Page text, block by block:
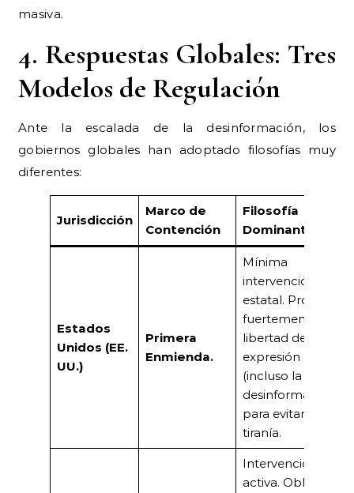
masiva.
4. Respuestas Globales: Tres
Modelos de Regulación
Ante la escalada de la desinformación, los
gobiernos globales han adoptado filosofías muy
diferentes:
Jurisdicción
Marco de
Contención
Filosofía
Dominante
Estados
Unidos (EE.
UU.)
Primera
Enmienda.
Mínima
intervención
estatal. Protege
fuertemente la
libertad de
expresión
(incluso la
desinformación)
para evitar la
tiranía.
Intervención
activa. Obliga a